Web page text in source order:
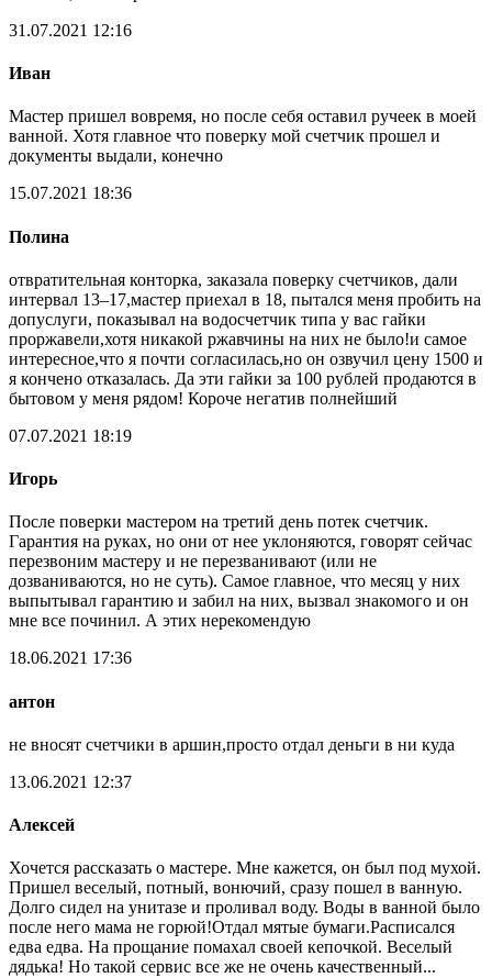
31.07.2021 12:16
Иван
Мастер пришел вовремя, но после себя оставил ручеек в моей
ванной. Хотя главное что поверку мой счетчик прошел и
документы выдали, конечно
15.07.2021 18:36
Полина
отвратительная конторка, заказала поверку счетчиков, дали
интервал 13–17,мастер приехал в 18, пытался меня пробить на
допуслуги, показывал на водосчетчик типа у вас гайки
проржавели,хотя никакой ржавчины на них не было!и самое
интересное,что я почти согласилась,но он озвучил цену 1500 и
я кончено отказалась. Да эти гайки за 100 рублей продаются в
бытовом у меня рядом! Короче негатив полнейший
07.07.2021 18:19
Игорь
После поверки мастером на третий день потек счетчик.
Гарантия на руках, но они от нее уклоняются, говорят сейчас
перезвоним мастеру и не перезванивают (или не
дозваниваются, но не суть). Самое главное, что месяц у них
выпытывал гарантию и забил на них, вызвал знакомого и он
мне все починил. А этих нерекомендую
18.06.2021 17:36
антон
не вносят счетчики в аршин,просто отдал деньги в ни куда
13.06.2021 12:37
Алексей
Хочется рассказать о мастере. Мне кажется, он был под мухой.
Пришел веселый, потный, вонючий, сразу пошел в ванную.
Долго сидел на унитазе и проливал воду. Воды в ванной было
после него мама не горюй!Отдал мятые бумаги.Расписался
едва едва. На прощание помахал своей кепочкой. Веселый
дядька! Но такой сервис все же не очень качественный...